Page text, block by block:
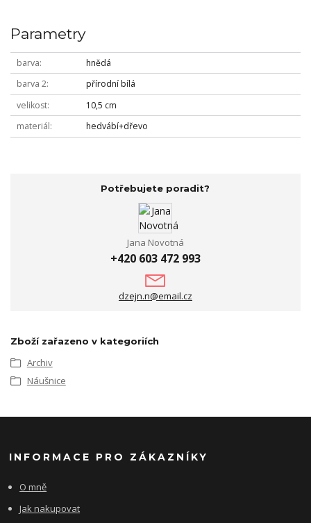
Parametry
barva
hnědá
barva 2
přírodní bílá
velikost
10,5 cm
materiál
hedvábí+dřevo
Potřebujete poradit?
Jana Novotná
+420 603 472 993
dzejn.n@email.cz
Zboží zařazeno v kategoriích
Archiv
Náušnice
INFORMACE PRO ZÁKAZNÍKY
O mně
Jak nakupovat